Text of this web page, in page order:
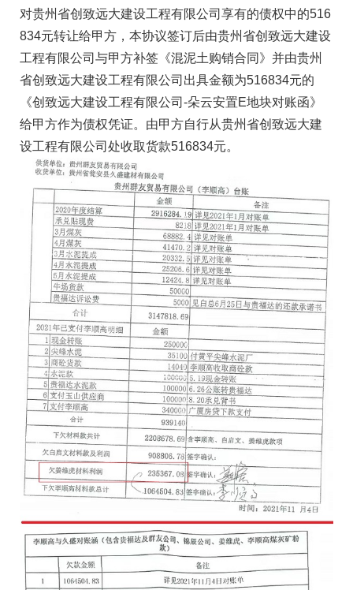
对贵州省创致远大建设工程有限公司享有的债权中的516
834元转让给甲方，本协议签订后由贵州省创致远大建设
工程有限公司与甲方补签《混泥土购销合同》并由贵州
省创致远大建设工程有限公司出具金额为516834元的
《创致远大建设工程有限公司-朵云安置E地块对账函》
给甲方作为债权凭证。由甲方自行从贵州省创致远大建
设工程有限公司处收取货款516834元。